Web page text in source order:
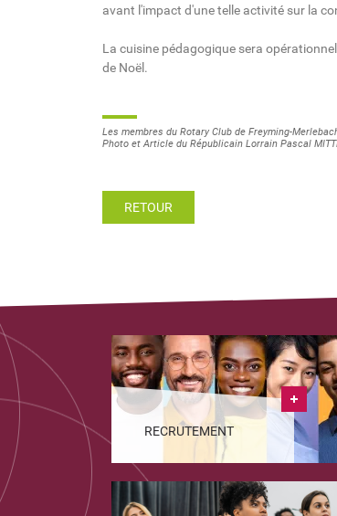
avant l'impact d'une telle activité sur la
La cuisine pédagogique sera
de Noël.
Les membres du Rotary Club de Freyming-
Photo et Article du Républicain Lorrain Pascal
RETOUR
RECRUTEMENT